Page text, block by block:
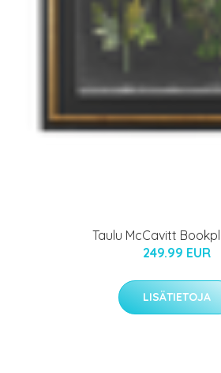
Taulu McCavitt
249.99 EUR
LISÄTIETOJA